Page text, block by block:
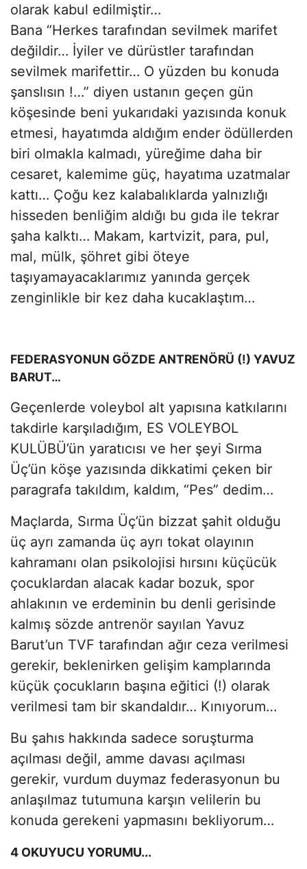
olarak kabul edilmiştir…
Bana “Herkes tarafından sevilmek marifet
değildir… İyiler ve dürüstler tarafından
sevilmek marifettir… O yüzden bu konuda
şanslısın !…” diyen ustanın geçen gün
köşesinde beni yukarıdaki yazısında konuk
etmesi, hayatımda aldığım ender ödüllerden
biri olmakla kalmadı, yüreğime daha bir
cesaret, kalemime güç, hayatıma uzatmalar
kattı… Çoğu kez kalabalıklarda yalnızlığı
hisseden benliğim aldığı bu gıda ile tekrar
şaha kalktı… Makam, kartvizit, para, pul,
mal, mülk, şöhret gibi öteye
taşıyamayacaklarımız yanında gerçek
zenginlikle bir kez daha kucaklaştım…
FEDERASYONUN GÖZDE ANTRENÖRÜ (!) YAVUZ
BARUT…
Geçenlerde voleybol alt yapısına katkılarını
takdirle karşıladığım, ES VOLEYBOL
KULÜBÜ’ün yaratıcısı ve her şeyi Sırma
Üç’ün köşe yazısında dikkatimi çeken bir
paragrafa takıldım, kaldım, “Pes” dedim…
Maçlarda, Sırma Üç’ün bizzat şahit olduğu
üç ayrı zamanda üç ayrı tokat olayının
kahramanı olan psikolojisi hırsını küçücük
çocuklardan alacak kadar bozuk, spor
ahlakının ve erdeminin bu denli gerisinde
kalmış sözde antrenör sayılan Yavuz
Barut’un TVF tarafından ağır ceza verilmesi
gerekir, beklenirken gelişim kamplarında
küçük çocukların başına eğitici (!) olarak
verilmesi tam bir skandaldır… Kınıyorum…
Bu şahıs hakkında sadece soruşturma
açılması değil, amme davası açılması
gerekir, vurdum duymaz federasyonun bu
anlaşılmaz tutumuna karşın velilerin bu
konuda gerekeni yapmasını bekliyorum…
4 OKUYUCU YORUMU...